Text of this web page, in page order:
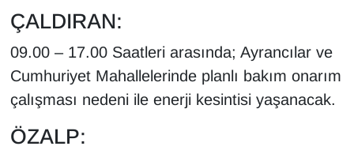
ÇALDIRAN:
09.00 – 17.00 Saatleri arasında; Ayrancılar ve
Cumhuriyet Mahallelerinde planlı bakım onarım
çalışması nedeni ile enerji kesintisi yaşanacak.
ÖZALP: